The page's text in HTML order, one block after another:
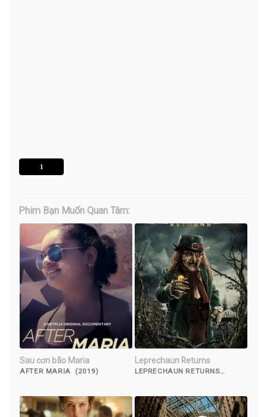
1
Phim Bạn Muốn Quan Tâm:
Sau cơn bão Maria
AFTER MARIA (2019)
Leprechaun Returns
LEPRECHAUN RETURNS